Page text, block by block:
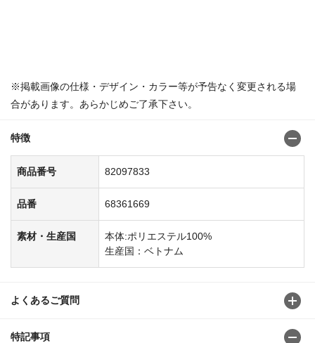
※掲載画像の仕様・デザイン・カラー等が予告なく変更される場
合があります。あらかじめご了承下さい。
特徴
商品番号 82097833
品番 68361669
素材・生産国
本体:ポリエステル100%
生産国：ベトナム
よくあるご質問
特記事項